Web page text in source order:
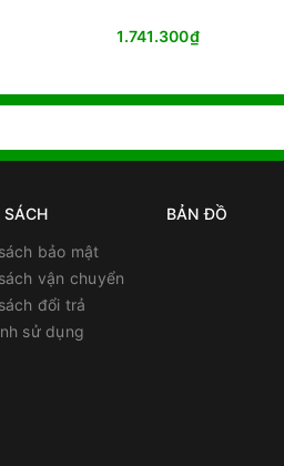
1.741.300₫
SÁCH
bảo mật
vận chuyển
đổi trả
sử dụng
BẢN ĐỒ